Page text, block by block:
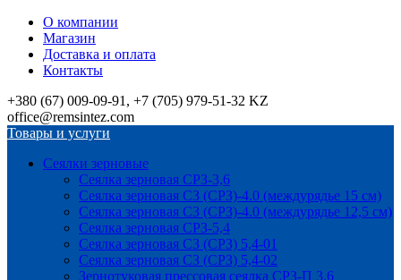
О компании
Магазин
Доставка и оплата
Контакты
+380 (67) 009-09-91, +7 (705) 979-51-32 KZ
office@remsintez.com
Товары и услуги
Сеялки зерновые
Сеялка зерновая СРЗ-3,6
Сеялка зерновая СЗ (СРЗ)-4.0 (междурядье 15 см)
Сеялка зерновая СЗ (СРЗ)-4.0 (междурядье 12,5 см)
Сеялка зерновая СРЗ-5,4
Сеялка зерновая СЗ (СРЗ) 5,4-01
Сеялка зерновая СЗ (СРЗ) 5,4-02
Зернотуковая прессовая сеялка СРЗ-П 3.6